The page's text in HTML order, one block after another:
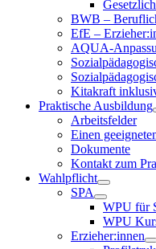
BWB –
EfE –
AQUA-
Kitakraft
Praktische Ausbildung
Arbeitsfelder
Einen
Dokumente
Kontakt zum
Wahlpflicht
SPA
WPU für
WPU
Erzieher:innen